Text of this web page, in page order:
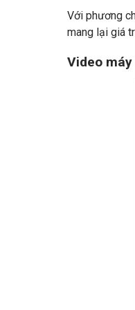
Với phương
mang lại giá
Video